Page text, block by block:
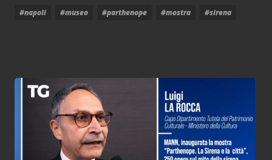
#napoli #museo #parthenope #mostra #sirena